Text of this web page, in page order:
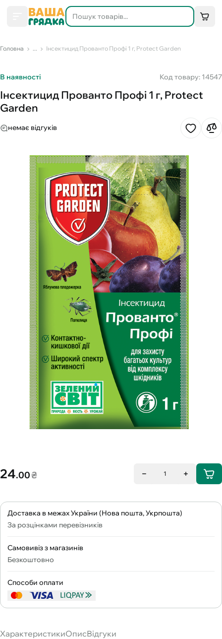
Головна ... Інсектицид Прованто Профі 1 г, Protect Garden
В наявності Код товару: 14547
Інсектицид Прованто Профі 1 г, Protect
Garden
немає відгуків
24.00₴ 1
Доставка в межах України (Нова пошта, Укрпошта)
За розцінками перевізників
Самовивіз з магазинів
Безкоштовно
Способи оплати
ХарактеристикиОписВідгуки